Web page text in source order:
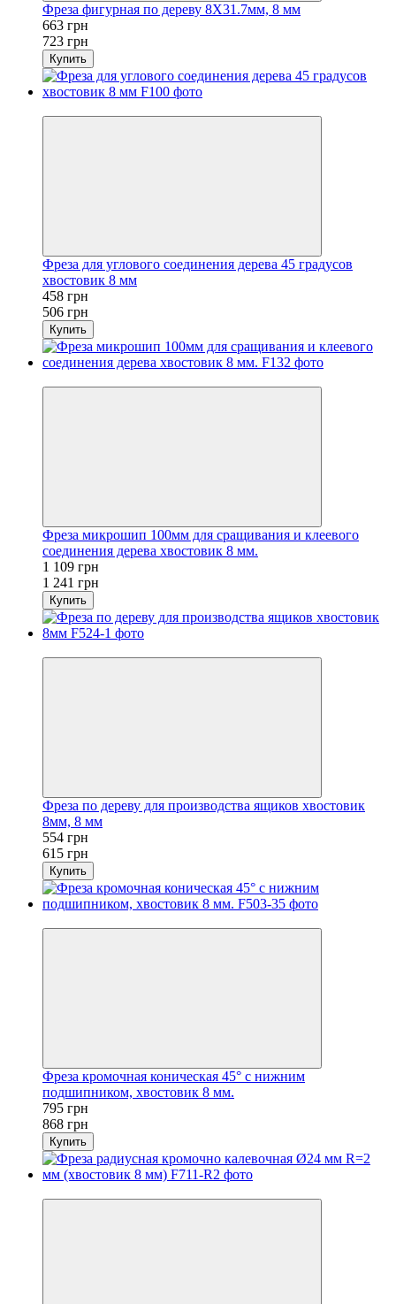
Фреза фигурная по дереву 8X31.7мм, 8 мм
663 грн
723 грн
Купить
Фреза для углового соединения дерева 45 градусов
хвостовик 8 мм
458 грн
506 грн
Купить
Фреза микрошип 100мм для сращивания и клеевого
соединения дерева хвостовик 8 мм.
1 109 грн
1 241 грн
Купить
Фреза по дереву для производства ящиков хвостовик
8мм, 8 мм
554 грн
615 грн
Купить
Фреза кромочная коническая 45° с нижним
подшипником, хвостовик 8 мм.
795 грн
868 грн
Купить